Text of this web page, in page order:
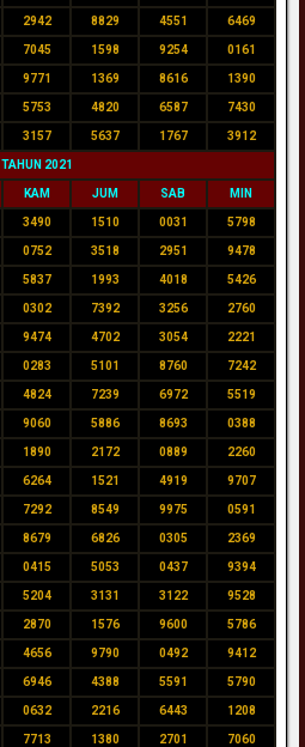
2942 8829 4551 6469
7045 1598 9254 0161
9771 1369 8616 1390
5753 4820 6587 7430
3157 5637 1767 3912
TAHUN 2021
KAM JUM SAB MIN
3490 1510 0031 5798
0752 3518 2951 9478
5837 1993 4018 5426
0302 7392 3256 2760
9474 4702 3054 2221
0283 5101 8760 7242
4824 7239 6972 5519
9060 5886 8693 0388
1890 2172 0889 2260
6264 1521 4919 9707
7292 8549 9975 0591
8679 6826 0305 2369
0415 5053 0437 9394
5204 3131 3122 9528
2870 1576 9600 5786
4656 9790 0492 9412
6946 4388 5591 5790
0632 2216 6443 1208
7713 1380 2701 7060